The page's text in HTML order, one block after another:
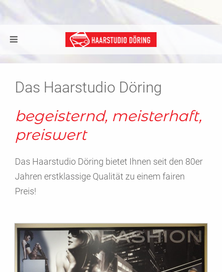
Das Haarstudio Döring
begeisternd, meisterhaft,
preiswert
Das Haarstudio Döring bietet Ihnen seit den 80er
Jahren erstklassige Qualität zu einem fairen
Preis!